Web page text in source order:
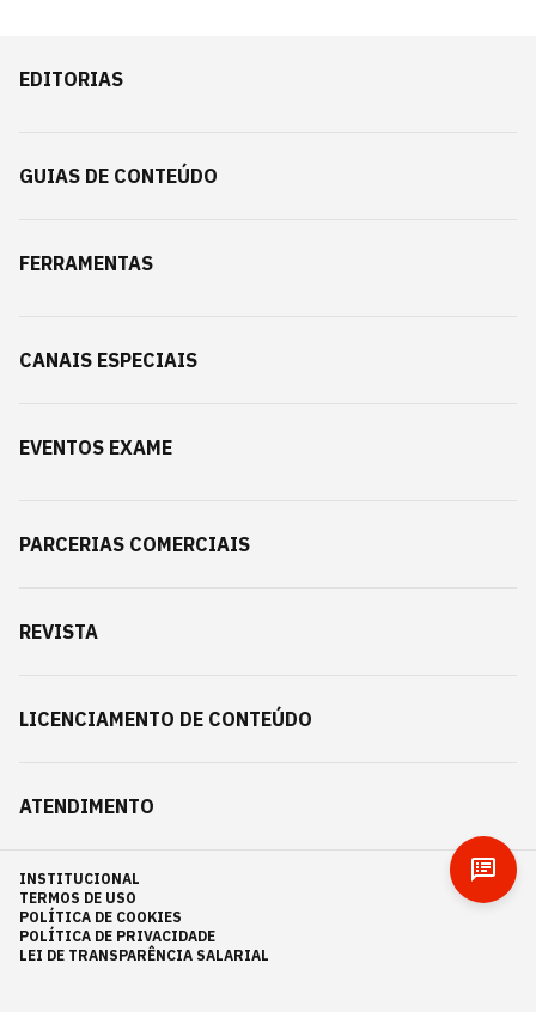
EDITORIAS
GUIAS DE CONTEÚDO
FERRAMENTAS
CANAIS ESPECIAIS
EVENTOS EXAME
PARCERIAS COMERCIAIS
REVISTA
LICENCIAMENTO DE CONTEÚDO
ATENDIMENTO
INSTITUCIONAL
TERMOS DE USO
POLÍTICA DE COOKIES
POLÍTICA DE PRIVACIDADE
LEI DE TRANSPARÊNCIA SALARIAL